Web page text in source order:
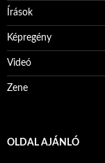
Írások
Képregény
Videó
Zene
OLDAL AJÁNLÓ